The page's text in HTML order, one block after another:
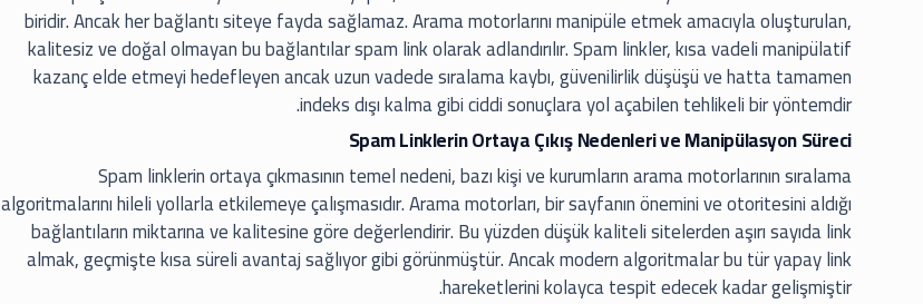
biridir. Ancak her bağlantı siteye fayda sağlamaz. Arama motorlarını manipüle etmek amacıyla oluşturulan,
kalitesiz ve doğal olmayan bu bağlantılar spam link olarak adlandırılır. Spam linkler, kısa vadeli manipülatif
kazanç elde etmeyi hedefleyen ancak uzun vadede sıralama kaybı, güvenilirlik düşüşü ve hatta tamamen
indeks dışı kalma gibi ciddi sonuçlara yol açabilen tehlikeli bir yöntemdir.
Spam Linklerin Ortaya Çıkış Nedenleri ve Manipülasyon Süreci
Spam linklerin ortaya çıkmasının temel nedeni, bazı kişi ve kurumların arama motorlarının sıralama
algoritmalarını hileli yollarla etkilemeye çalışmasıdır. Arama motorları, bir sayfanın önemini ve otoritesini aldığı
bağlantıların miktarına ve kalitesine göre değerlendirir. Bu yüzden düşük kaliteli sitelerden aşırı sayıda link
almak, geçmişte kısa süreli avantaj sağlıyor gibi görünmüştür. Ancak modern algoritmalar bu tür yapay link
hareketlerini kolayca tespit edecek kadar gelişmiştir.